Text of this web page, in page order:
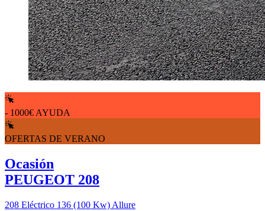
- 1000€ AYUDA
OFERTAS DE VERANO
Ocasión
PEUGEOT 208
208 Eléctrico 136 (100 Kw) Allure